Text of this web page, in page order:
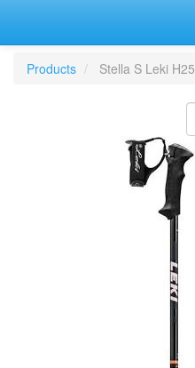
Products Stella S Leki H25